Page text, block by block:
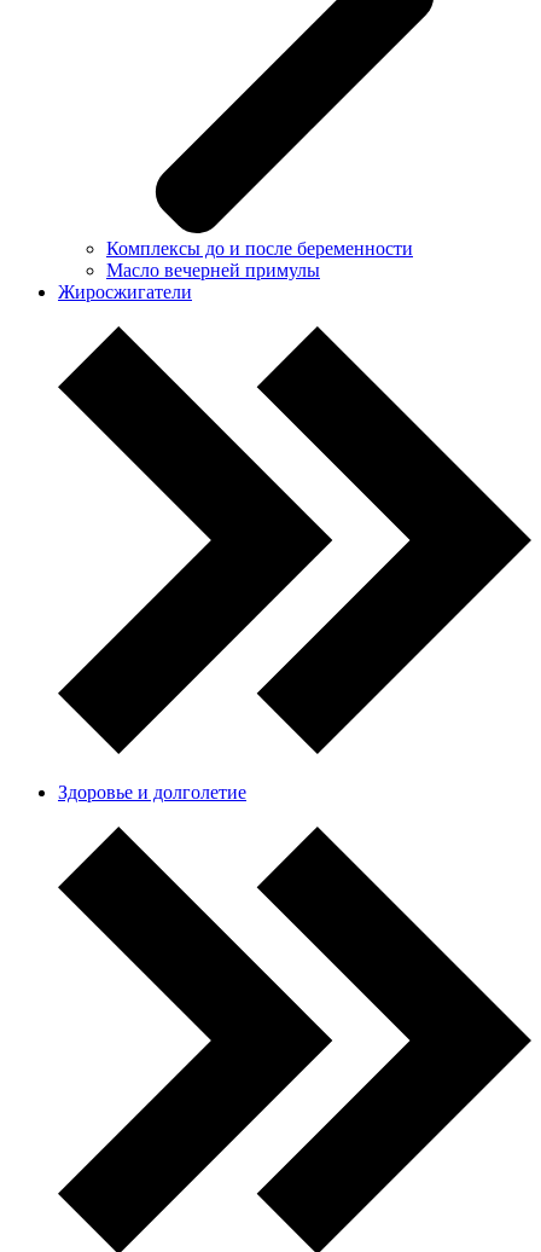
Комплексы до и после беременности
Масло вечерней примулы
Жиросжигатели
Здоровье и долголетие